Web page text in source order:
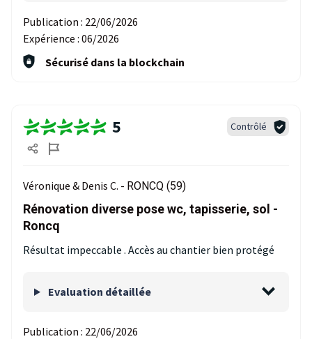
Publication : 22/06/2026
Expérience : 06/2026
Sécurisé dans la blockchain
5 Contrôlé
Véronique & Denis C. - RONCQ (59)
Rénovation diverse pose wc, tapisserie, sol -
Roncq
Résultat impeccable . Accès au chantier bien protégé
Evaluation détaillée
Publication : 22/06/2026